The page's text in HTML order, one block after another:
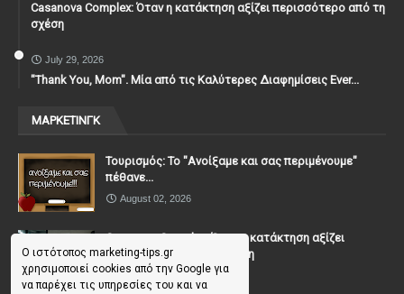
Ο ιστότοπος marketing-tips.gr
χρησιμοποιεί cookies από την Google για
να παρέχει τις υπηρεσίες του και να
Casanova Complex: Όταν η κατάκτηση αξίζει περισσότερο από τη
σχέση
July 29, 2026
"Thank You, Mοm". Μία από τις Καλύτερες Διαφημίσεις Ever...
ΜΑΡΚΕΤΙΝΓΚ
Τουρισμός: Το "Ανοίξαμε και σας περιμένουμε"
πέθανε...
August 02, 2026
Casanova Complex: Όταν η κατάκτηση αξίζει
περισσότερο από τη σχέση
July 31, 2026